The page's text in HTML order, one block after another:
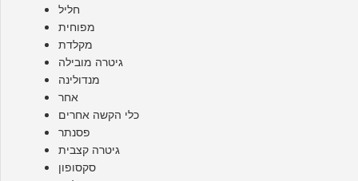
חליל
מפוחית
מקלדת
גיטרה מובילה
מנדולינה
אחר
כלי הקשה אחרים
פסנתר
גיטרה קצבית
סקסופון